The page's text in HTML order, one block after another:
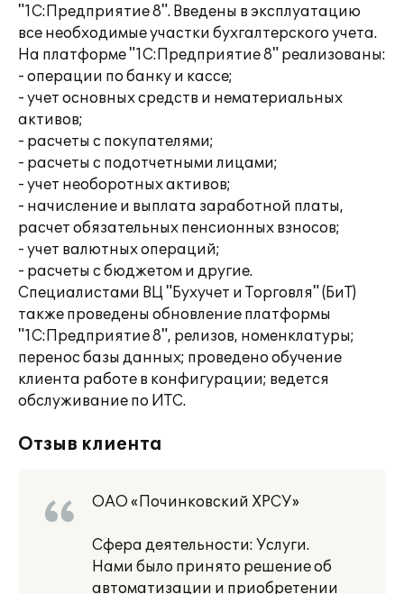
"1С:Предприятие 8". Введены в эксплуатацию
все необходимые участки бухгалтерского учета.
На платформе "1С:Предприятие 8" реализованы:
- операции по банку и кассе;
- учет основных средств и нематериальных
активов;
- расчеты с покупателями;
- расчеты с подотчетными лицами;
- учет необоротных активов;
- начисление и выплата заработной платы,
расчет обязательных пенсионных взносов;
- учет валютных операций;
- расчеты с бюджетом и другие.
Специалистами ВЦ "Бухучет и Торговля" (БиТ)
также проведены обновление платформы
"1С:Предприятие 8", релизов, номенклатуры;
перенос базы данных; проведено обучение
клиента работе в конфигурации; ведется
обслуживание по ИТС.
Отзыв клиента
ОАО «Починковский ХРСУ»
Сфера деятельности: Услуги.
Нами было принято решение об
автоматизации и приобретении